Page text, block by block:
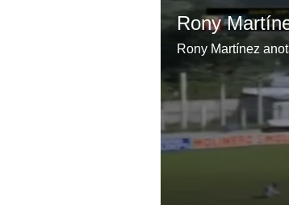
Rony Martínez